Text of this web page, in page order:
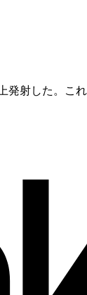
射した。こ